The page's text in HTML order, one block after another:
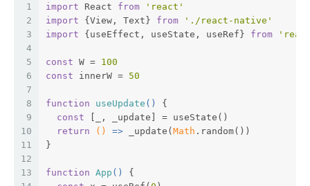
1
2
3
4
5
6
7
8
9
10
11
12
13
import React from
'react'
import {View, Text} from
'./react-native'
import {useEffect, useState, useRef} from
const W = 100
const innerW = 50
function useUpdate ( ) {
const [_, _update] = useState()
return
() => _update( Math .random())
}
function App ( ) {